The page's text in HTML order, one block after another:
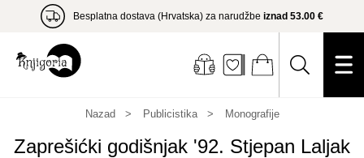
Besplatna dostava (Hrvatska) za narudžbe iznad 53.00 €
Nazad Publicistika Monografije
Zaprešićki godišnjak '92. Stjepan Laljak